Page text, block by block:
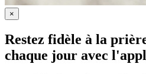
×
Restez fidèle à la
chaque jour avec